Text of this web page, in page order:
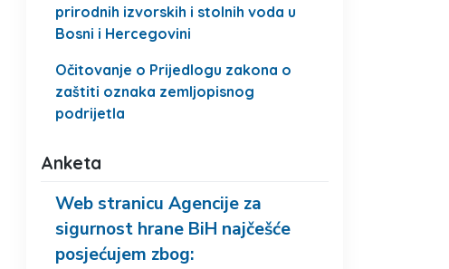
prirodnih izvorskih i stolnih voda u
Bosni i Hercegovini
Očitovanje o Prijedlogu zakona o
zaštiti oznaka zemljopisnog
podrijetla
Anketa
Web stranicu Agencije za
sigurnost hrane BiH najčešće
posjećujem zbog: